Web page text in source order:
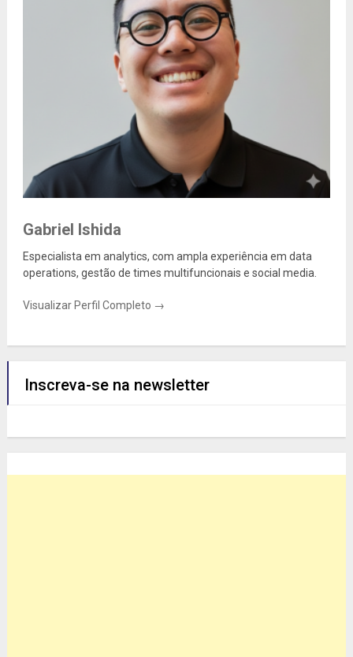
Gabriel Ishida
Especialista em analytics, com ampla experiência em data
operations, gestão de times multifuncionais e social media.
Visualizar Perfil Completo →
Inscreva-se na newsletter